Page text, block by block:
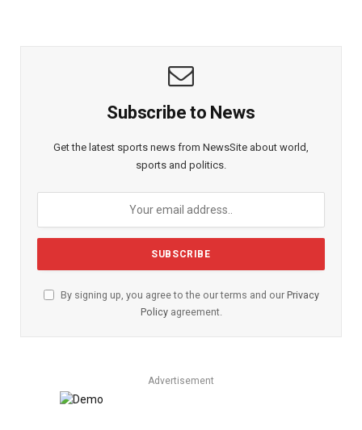
Subscribe to News
Get the latest sports news from NewsSite about world,
sports and politics.
By signing up, you agree to the our terms and our Privacy
Policyagreement.
Advertisement